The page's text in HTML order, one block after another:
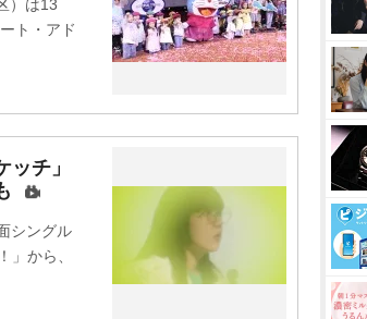
）は13
ト・アド
チ」
シングル
」から、